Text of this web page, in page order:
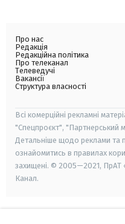
Про нас
Редакція
Редакційна політика
Про телеканал
Телеведучі
Вакансії
Структура власності
Всі комерційні рекламні
"Спецпроєкт", "Партнерський
Детальніше щодо реклами та
ознайомитись в правилах
захищені. © 2005—2021, ПрАТ
Канал.